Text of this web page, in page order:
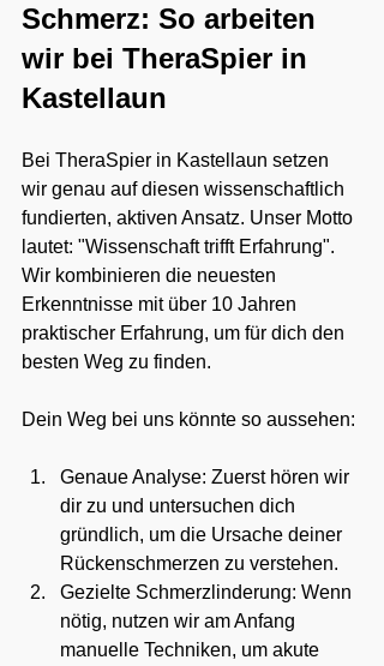
Schmerz: So arbeiten
wir bei TheraSpier in
Kastellaun
Bei TheraSpier in Kastellaun setzen
wir genau auf diesen wissenschaftlich
fundierten, aktiven Ansatz. Unser Motto
lautet: "Wissenschaft trifft Erfahrung".
Wir kombinieren die neuesten
Erkenntnisse mit über 10 Jahren
praktischer Erfahrung, um für dich den
besten Weg zu finden.
Dein Weg bei uns könnte so aussehen:
Genaue Analyse: Zuerst hören wir
dir zu und untersuchen dich
gründlich, um die Ursache deiner
Rückenschmerzen zu verstehen.
Gezielte Schmerzlinderung: Wenn
nötig, nutzen wir am Anfang
manuelle Techniken, um akute